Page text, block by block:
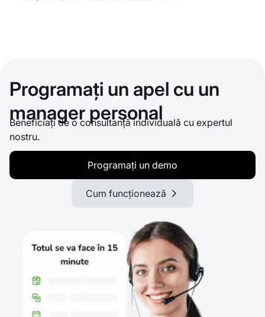
Programați un apel cu un
manager personal
Beneficiați de o consultanță individuală cu expertul
nostru.
Programați un demo
Cum funcționează